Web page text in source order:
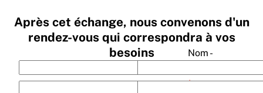
Après cet échange, nous convenons d'un
rendez-vous qui correspondra à vos
besoins
Nom -
*